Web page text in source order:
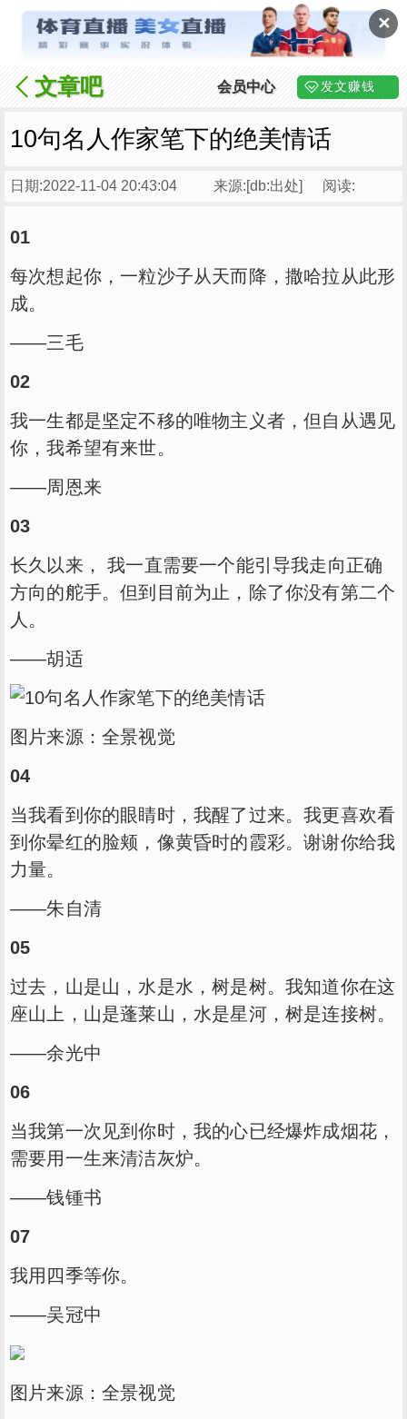
✕
文章吧 会员中心 发文赚钱
10句名人作家笔下的绝美情话
日期:2022-11-04 20:43:04 来源:[db:出处] 阅读:
01
每次想起你，一粒沙子从天而降，撒哈拉从此形
成。
——三毛
02
我一生都是坚定不移的唯物主义者，但自从遇见
你，我希望有来世。
——周恩来
03
长久以来， 我一直需要一个能引导我走向正确
方向的舵手。但到目前为止，除了你没有第二个
人。
——胡适
图片来源：全景视觉
04
当我看到你的眼睛时，我醒了过来。我更喜欢看
到你晕红的脸颊，像黄昏时的霞彩。谢谢你给我
力量。
——朱自清
05
过去，山是山，水是水，树是树。我知道你在这
座山上，山是蓬莱山，水是星河，树是连接树。
——余光中
06
当我第一次见到你时，我的心已经爆炸成烟花，
需要用一生来清洁灰炉。
——钱锺书
07
我用四季等你。
——吴冠中
图片来源：全景视觉